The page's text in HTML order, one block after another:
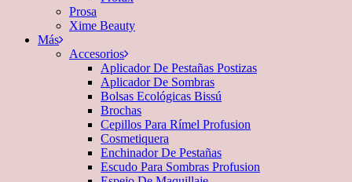
Prosa
Xime Beauty
Más
Accesorios
Aplicador De Pestañas Postizas
Aplicador De Sombras
Bolsas Ecológicas Bissú
Brochas
Cepillos Para Rímel Profusion
Cosmetiquera
Enchinador De Pestañas
Escudo Para Sombras Profusion